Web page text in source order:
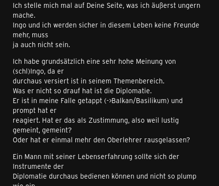
Ich stelle mich mal auf Deine Seite, was ich äußerst ungern
mache.
Ingo und ich werden sicher in diesem Leben keine Freunde
mehr, muss
ja auch nicht sein.
Ich habe grundsätzlich eine sehr hohe Meinung von
(schl)Ingo, da er
durchaus versiert ist in seinem Themenbereich.
Was er nicht so drauf hat ist die Diplomatie.
Er ist in meine Falle getappt (->Balkan/Basilikum) und
prompt hat er
reagiert. Hat er das als Zustimmung, also weil lustig
gemeint, gemeint?
Oder hat er einmal mehr den Oberlehrer rausgelassen?
Ein Mann mit seiner Lebenserfahrung sollte sich der
Instrumente der
Diplomatie durchaus bedienen können und nicht so plump